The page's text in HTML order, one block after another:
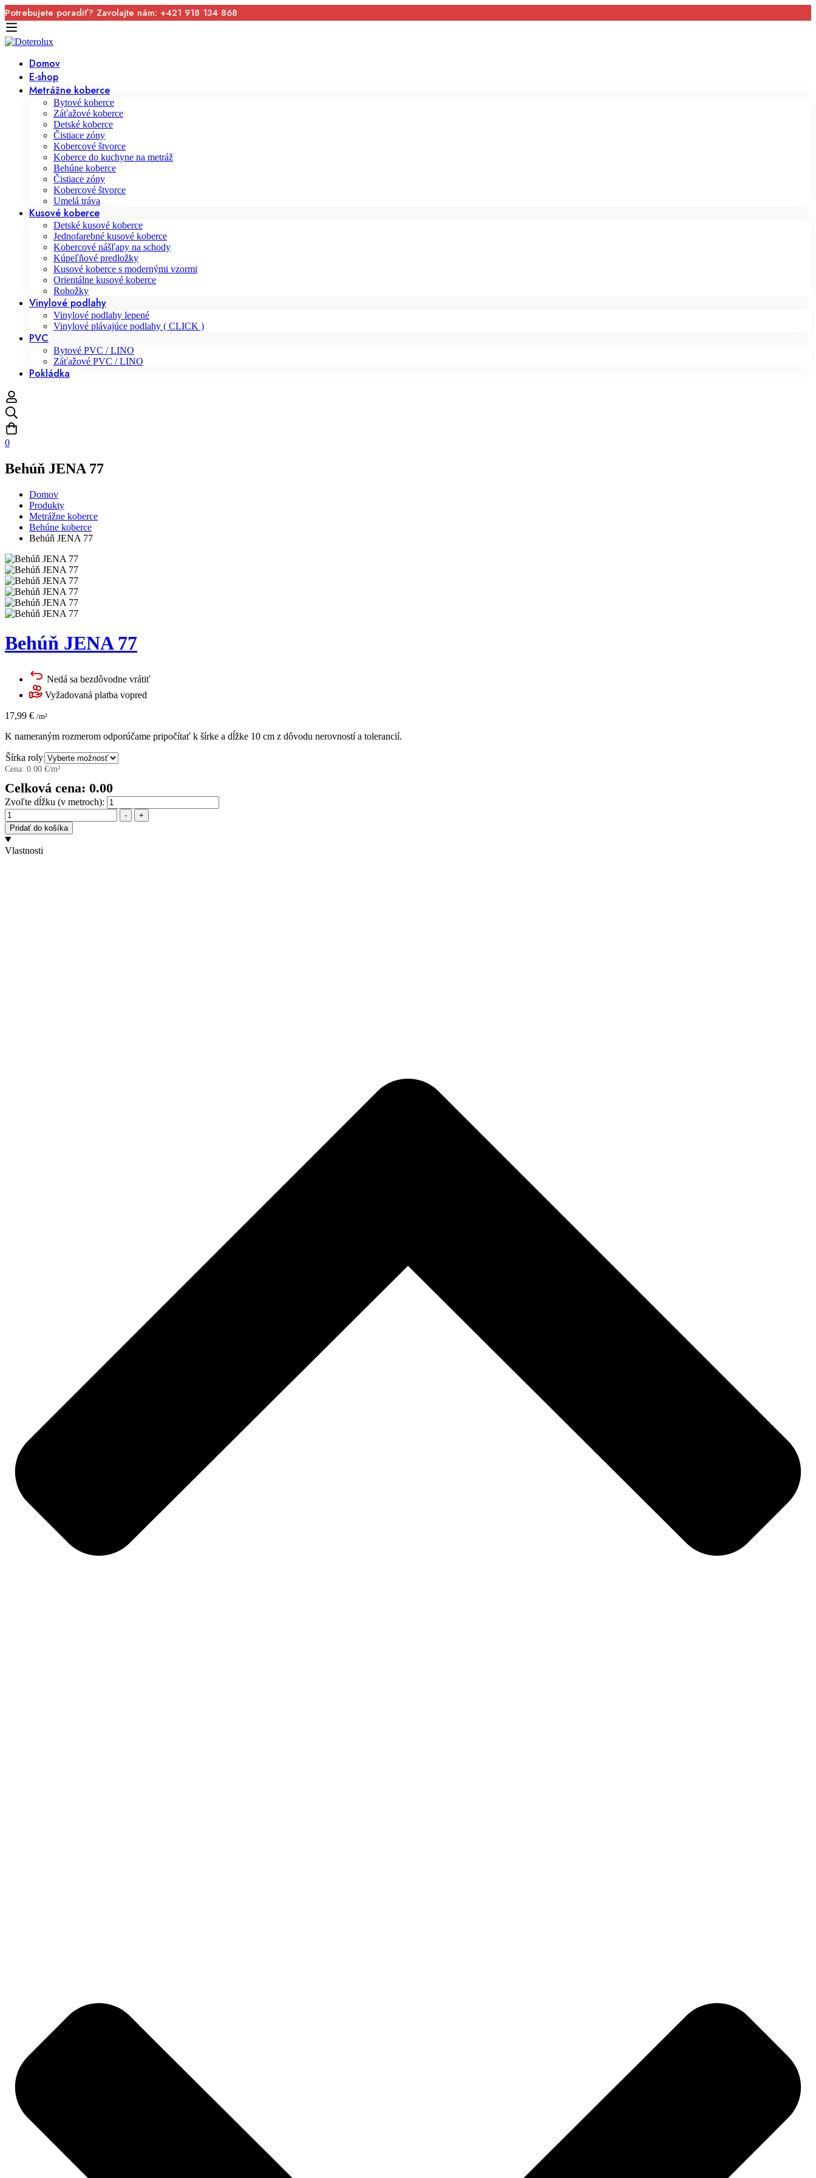
Potrebujete poradiť? Zavolajte nám: +421 918 134 868
Domov
E-shop
Metrážne koberce
Bytové koberce
Záťažové koberce
Detské koberce
Čistiace zóny
Kobercové štvorce
Koberce do kuchyne na metráž
Behúne koberce
Čistiace zóny
Kobercové štvorce
Umelá tráva
Kusové koberce
Detské kusové koberce
Jednofarebné kusové koberce
Kobercové nášľapy na schody
Kúpeľňové predložky
Kusové koberce s modernými vzormi
Orientálne kusové koberce
Rohožky
Vinylové podlahy
Vinylové podlahy lepené
Vinylové plávajúce podlahy ( CLICK )
PVC
Bytové PVC / LINO
Záťažové PVC / LINO
Pokládka
0
Behúň JENA 77
Domov
Produkty
Metrážne koberce
Behúne koberce
Behúň JENA 77
Behúň JENA 77
Nedá sa bezdôvodne vrátiť
Vyžadovaná platba vopred
17,99 € /m²
K nameraným rozmerom odporúčame pripočítať k šírke a dĺžke 10 cm z dôvodu nerovností a tolerancií.
Šírka roly
Cena: 0.00 €/m²
Celková cena: 0.00
Zvoľte dĺžku (v metroch):
Množstvo
-
+
Pridať do košíka
Vlastnosti